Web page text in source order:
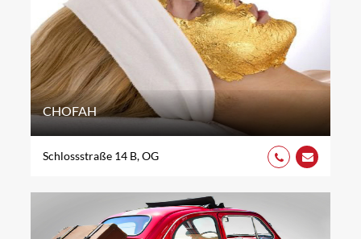
CHOFAH
Schlossstraße 14 B, OG